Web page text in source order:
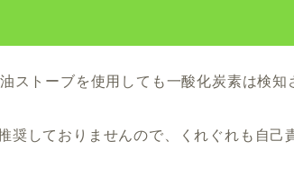
ストーブを使用しても一酸化炭素は検知
奨しておりませんので、くれぐれも自己